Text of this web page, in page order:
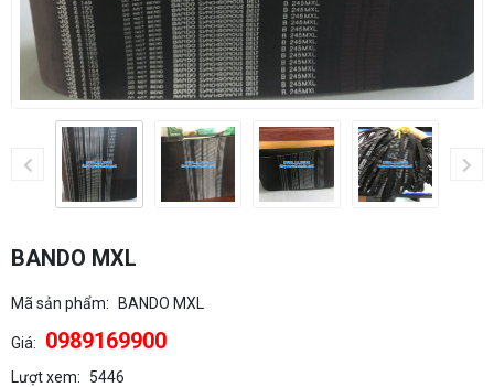
BANDO MXL
Mã sản phẩm: BANDO MXL
Giá: 0989169900
Lượt xem:
5446